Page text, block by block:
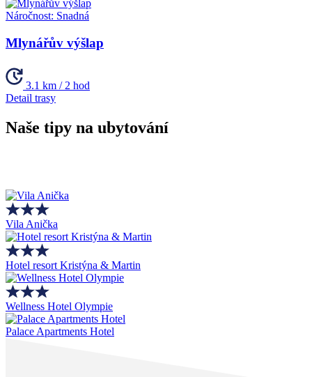
Náročnost: Snadná
Mlynářův výšlap
3.1 km / 2 hod
Detail trasy
Naše tipy na ubytování
Vila Anička
Hotel resort Kristýna & Martin
Wellness Hotel Olympie
Palace Apartments Hotel